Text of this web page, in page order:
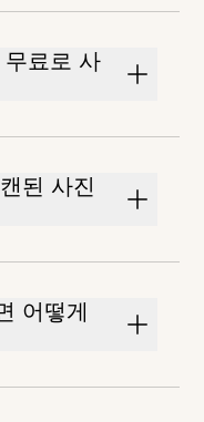
료로 사
된 사진
어떻게